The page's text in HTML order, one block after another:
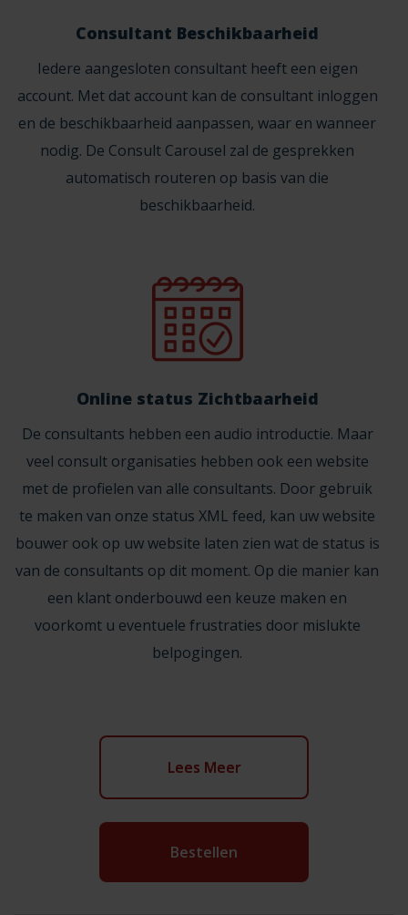
Consultant Beschikbaarheid
Iedere aangesloten consultant heeft een eigen
account. Met dat account kan de consultant inloggen
en de beschikbaarheid aanpassen, waar en wanneer
nodig. De Consult Carousel zal de gesprekken
automatisch routeren op basis van die
beschikbaarheid.
Online status Zichtbaarheid
De consultants hebben een audio introductie. Maar
veel consult organisaties hebben ook een website
met de profielen van alle consultants. Door gebruik
te maken van onze status XML feed, kan uw website
bouwer ook op uw website laten zien wat de status is
van de consultants op dit moment. Op die manier kan
een klant onderbouwd een keuze maken en
voorkomt u eventuele frustraties door mislukte
belpogingen.
Lees Meer
Bestellen